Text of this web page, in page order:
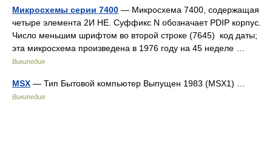
Микросхемы серии 7400 — Микросхема 7400, содержащая
четыре элемента 2И НЕ. Суффикс N обозначает PDIP корпус.
Число меньшим шрифтом во второй строке (7645) код даты;
эта микросхема произведена в 1976 году на 45 неделе …
Википедия
MSX — Тип Бытовой компьютер Выпущен 1983 (MSX1) …
Википедия